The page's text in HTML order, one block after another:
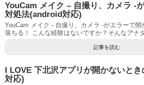
YouCam メイク – 自撮り、カメラ -
対処法(android対応)
YouCam メイク - 自撮り、カメラ -がエラーで開
落ちる！ こんな経験はないですか？そんなアナ
記事を読む
I LOVE 下北沢アプリが開かないと
対応)